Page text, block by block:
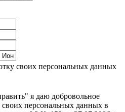
своих персональных данных
я даю добровольное
своих персональных данных в